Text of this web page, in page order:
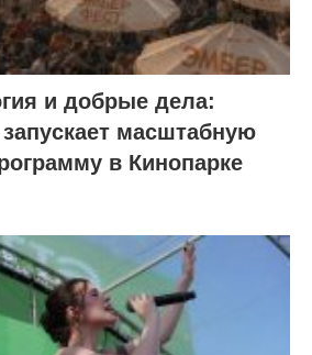
и добрые дела:
масштабную
в Кинопарке